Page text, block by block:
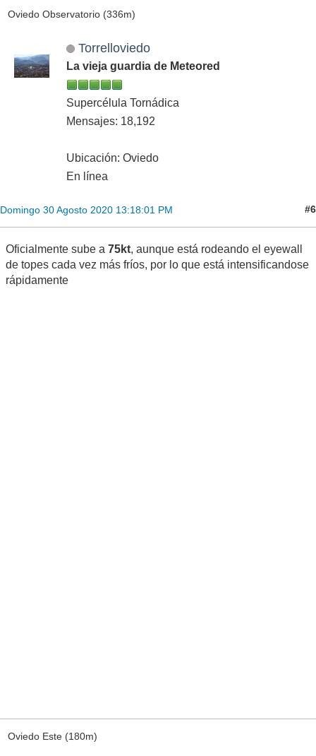
Oviedo Observatorio (336m)
Torrelloviedo
La vieja guardia de Meteored
Supercélula Tornádica
Mensajes: 18,192
Ubicación: Oviedo
En línea
Domingo 30 Agosto 2020 13:18:01 PM #6
Oficialmente sube a 75kt, aunque está rodeando el eyewall
de topes cada vez más fríos, por lo que está intensificandose
rápidamente
Oviedo Este (180m)